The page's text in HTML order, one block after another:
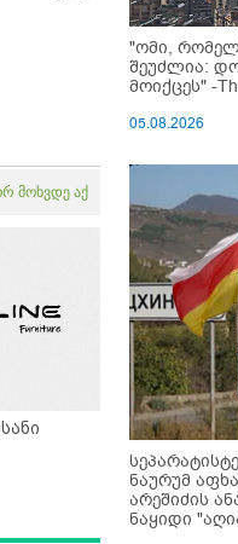
მოხვდე აქ
"ომი,
შეუძლია:
მოიქცეს" -
05.08.2026
ნაურუმ
არეშიძის
ნაყიდი